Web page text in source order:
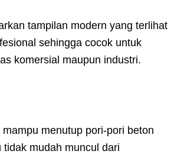
tampilan modern yang terlihat
sehingga cocok untuk
komersial maupun industri.
menutup pori-pori beton
tidak mudah muncul dari